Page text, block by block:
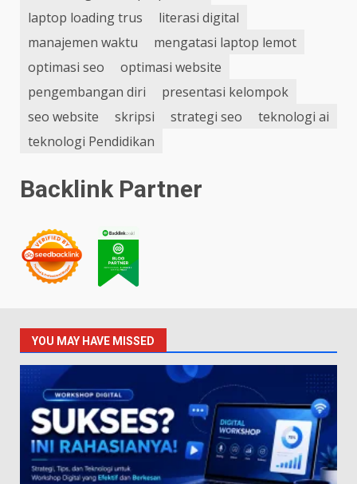
laptop loading trus
literasi digital
manajemen waktu
mengatasi laptop lemot
optimasi seo
optimasi website
pengembangan diri
presentasi kelompok
seo website
skripsi strategi seo
teknologi ai
teknologi Pendidikan
Backlink Partner
YOU MAY HAVE MISSED